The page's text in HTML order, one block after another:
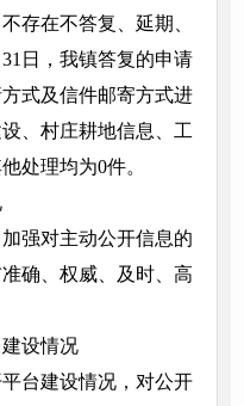
存在不答复、延期、
日，我镇答复的申请
式及信件邮寄方式进
、村庄耕地信息、工
处理均为0件。
强对主动公开信息的
确、权威、及时、高
建设情况
台建设情况，对公开